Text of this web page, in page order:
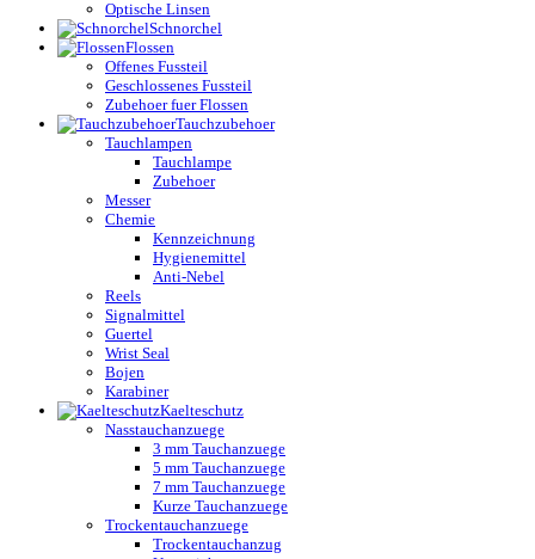
Optische Linsen
Schnorchel
Flossen
Offenes Fussteil
Geschlossenes Fussteil
Zubehoer fuer Flossen
Tauchzubehoer
Tauchlampen
Tauchlampe
Zubehoer
Messer
Chemie
Kennzeichnung
Hygienemittel
Anti-Nebel
Reels
Signalmittel
Guertel
Wrist Seal
Bojen
Karabiner
Kaelteschutz
Nasstauchanzuege
3 mm Tauchanzuege
5 mm Tauchanzuege
7 mm Tauchanzuege
Kurze Tauchanzuege
Trockentauchanzuege
Trockentauchanzug